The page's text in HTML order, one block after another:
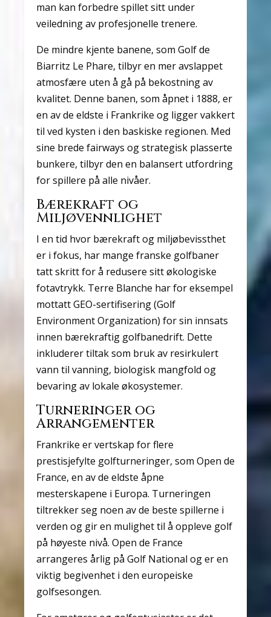
man kan forbedre spillet sitt under
veiledning av profesjonelle trenere.
De mindre kjente banene, som Golf de
Biarritz Le Phare, tilbyr en mer avslappet
atmosfære uten å gå på bekostning av
kvalitet. Denne banen, som åpnet i 1888, er
en av de eldste i Frankrike og ligger vakkert
til ved kysten i den baskiske regionen. Med
sine brede fairways og strategisk plasserte
bunkere, tilbyr den en balansert utfordring
for spillere på alle nivåer.
Bærekraft og
Miljøvennlighet
I en tid hvor bærekraft og miljøbevissthet
er i fokus, har mange franske golfbaner
tatt skritt for å redusere sitt økologiske
fotavtrykk. Terre Blanche har for eksempel
mottatt GEO-sertifisering (Golf
Environment Organization) for sin innsats
innen bærekraftig golfbanedrift. Dette
inkluderer tiltak som bruk av resirkulert
vann til vanning, biologisk mangfold og
bevaring av lokale økosystemer.
Turneringer og
Arrangementer
Frankrike er vertskap for flere
prestisjefylte golfturneringer, som Open de
France, en av de eldste åpne
mesterskapene i Europa. Turneringen
tiltrekker seg noen av de beste spillerne i
verden og gir en mulighet til å oppleve golf
på høyeste nivå. Open de France
arrangeres årlig på Golf National og er en
viktig begivenhet i den europeiske
golfsesongen.